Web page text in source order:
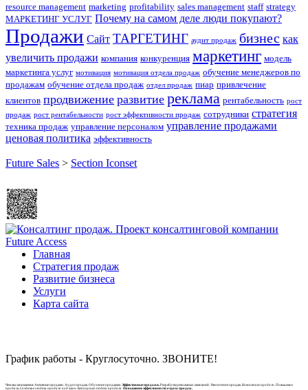
resource management marketing profitability sales management staff strategy
МАРКЕТИНГ УСЛУГ Почему на самом деле люди покупают?
Продажи Сайт ТАРГЕТИНГ аудит продаж бизнес как
увеличить продажи компания конкуренция маркетинг модель
маркетинга услуг мотивация мотивация отдела продаж обучение менеджеров по
продажам обучение отдела продаж отдел продаж пиар привлечение
клиентов продвижение развитие реклама рентабельность рост
продаж рост рентабельности рост эффективности продаж сотрудники стратегия
техника продаж управление персоналом управление продажами
ценовая политика эффективность
Future Sales > Section Iconset
Главная
Стратегия продаж
Развитие бизнеса
Услуги
Карта сайта
График работы - Круглосуточно. ЗВОНИТЕ!
Чем мы занимаемся: Активные продажи. Аудит продаж. Обучение продажам. Эффективные продажи. Разработка рекламных кампаний. Увеличение продаж. Консалтинг продаж. Повышение
продаж.Создание отдела продаж под ключ. Аутсорсинг отдела продаж.
Повышение эффективности отдела продаж.